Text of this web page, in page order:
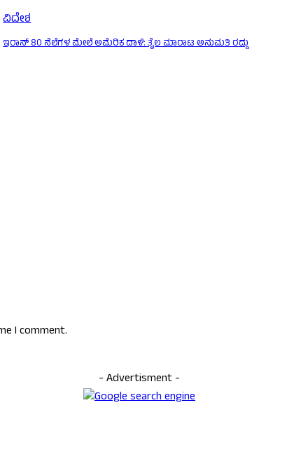
ವಿದೇಶ
ಇರಾನ್‌ 80 ನೆಲೆಗಳ ಮೇಲೆ ಅಮೆರಿಕ ದಾಳಿ: ತೈಲ ಮಾರಾಟ ಅನುಮತಿ ರದ್ದು
I comment.
- Advertisment -